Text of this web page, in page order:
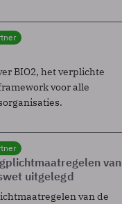
BIO2, het verplichte
voor alle
van
uitgelegd
van de